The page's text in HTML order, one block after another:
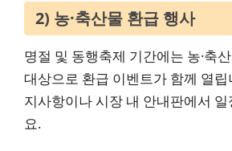
2) 농·축산물 환급 행사
명절 및 동행축제 기간에는 농·축
대상으로 환급 이벤트가 함께 열
지사항이나 시장 내 안내판에서
요.